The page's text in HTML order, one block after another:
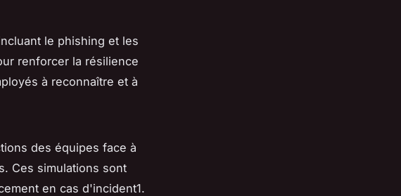
le phishing et les
renforcer la résilience
à reconnaître et à
des équipes face à
Ces simulations sont
en cas d'incident1.